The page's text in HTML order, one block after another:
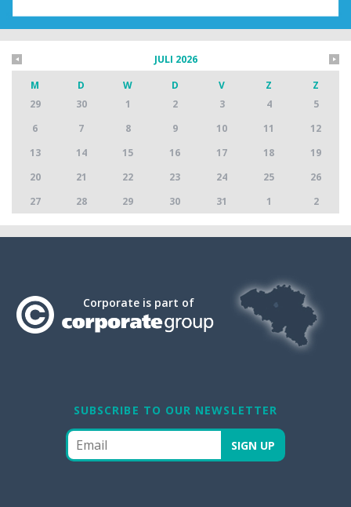
JULI 2026
M
D W D V Z
Z
29
30 1 2 3 4
5
6
7 8 9 10 11
12
13
14 15 16 17 18
19
20
21 22 23 24 25
26
27
28 29 30 31 1 2
Corporate is part of
SUBSCRIBE TO OUR NEWSLETTER